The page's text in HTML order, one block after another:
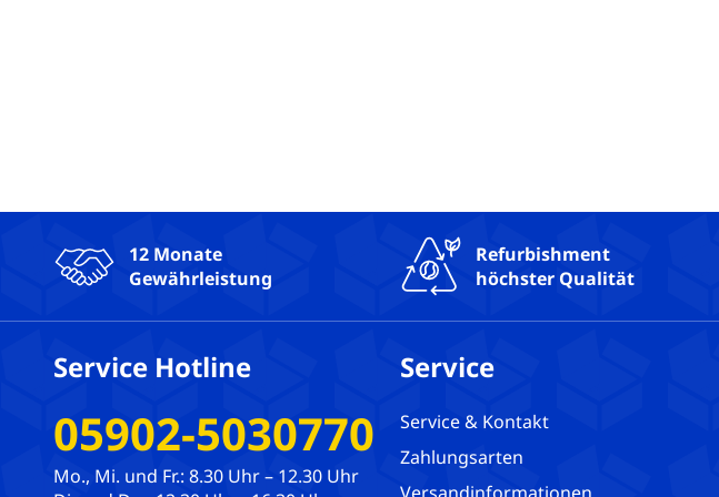
12 Monate
Gewährleistung
Refurbishment
höchster Qualität
Service Hotline
05902-5030770
Mo., Mi. und Fr.: 8.30 Uhr – 12.30 Uhr
Service
Service & Kontakt
Zahlungsarten